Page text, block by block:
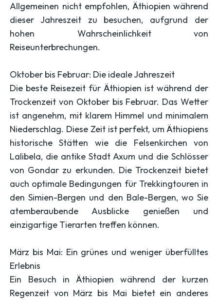
Allgemeinen nicht empfohlen, Äthiopien während
dieser Jahreszeit zu besuchen, aufgrund der
hohen Wahrscheinlichkeit von
Reiseunterbrechungen.
Oktober bis Februar: Die ideale Jahreszeit
Die beste Reisezeit für Äthiopien ist während der
Trockenzeit von Oktober bis Februar. Das Wetter
ist angenehm, mit klarem Himmel und minimalem
Niederschlag. Diese Zeit ist perfekt, um Äthiopiens
historische Stätten wie die Felsenkirchen von
Lalibela, die antike Stadt Axum und die Schlösser
von Gondar zu erkunden. Die Trockenzeit bietet
auch optimale Bedingungen für Trekkingtouren in
den Simien-Bergen und den Bale-Bergen, wo Sie
atemberaubende Ausblicke genießen und
einzigartige Tierarten treffen können.
März bis Mai: Ein grünes und weniger überfülltes
Erlebnis
Ein Besuch in Äthiopien während der kurzen
Regenzeit von März bis Mai bietet ein anderes